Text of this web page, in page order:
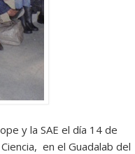
y la SAE el día 14 de
en el Guadalab del